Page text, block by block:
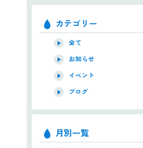
カテゴリー
全て
お知らせ
イベント
ブログ
月別一覧